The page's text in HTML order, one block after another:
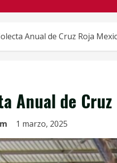
Anual de Cruz Roja
Anual de
1 marzo, 2025